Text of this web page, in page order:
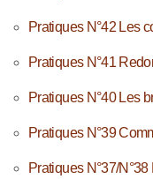
Pratiques N°42 Les
Pratiques N°41
Pratiques N°40 Les
Pratiques N°39
Pratiques N°37/